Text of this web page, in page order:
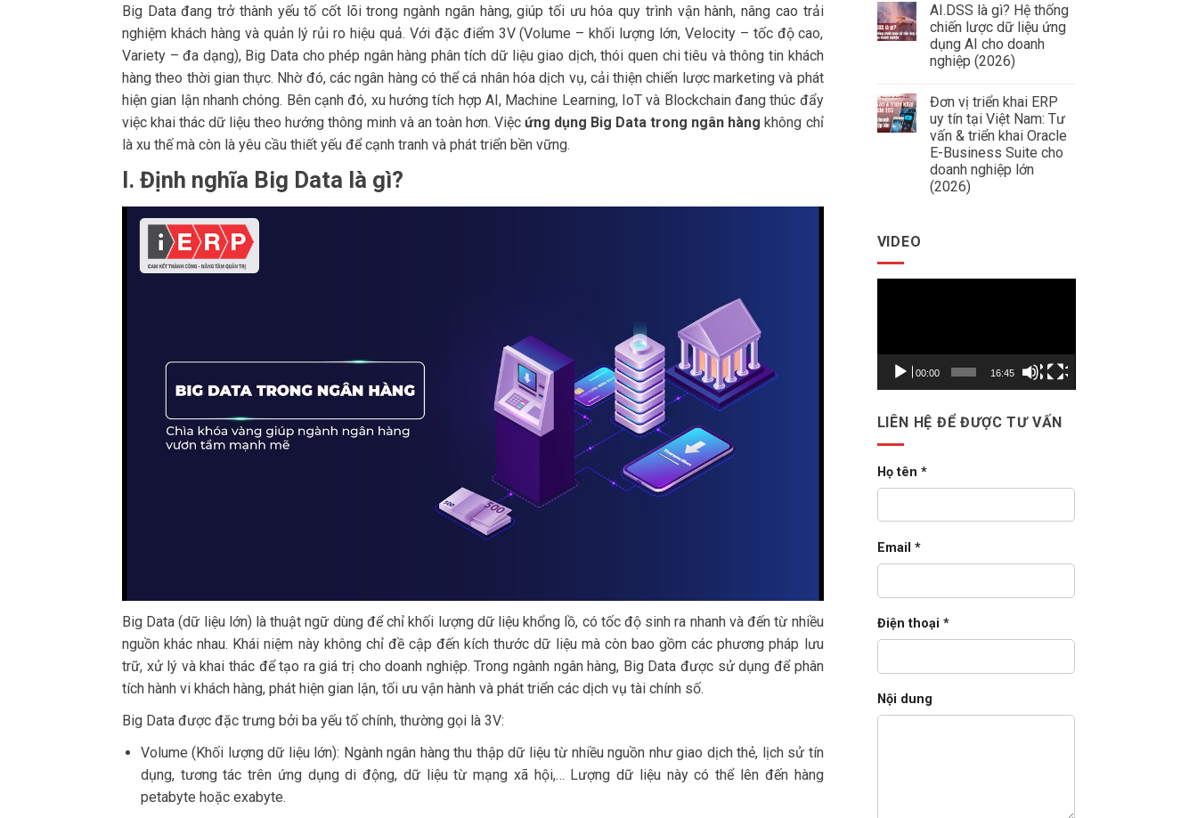
Big Data đang trở thành yếu tố cốt lõi trong ngành ngân hàng, giúp tối ưu hóa quy trình vận hành, nâng cao trải
nghiệm khách hàng và quản lý rủi ro hiệu quả. Với đặc điểm 3V (Volume – khối lượng lớn, Velocity – tốc độ cao,
Variety – đa dạng), Big Data cho phép ngân hàng phân tích dữ liệu giao dịch, thói quen chi tiêu và thông tin khách
hàng theo thời gian thực. Nhờ đó, các ngân hàng có thể cá nhân hóa dịch vụ, cải thiện chiến lược marketing và phát
hiện gian lận nhanh chóng. Bên cạnh đó, xu hướng tích hợp AI, Machine Learning, IoT và Blockchain đang thúc đẩy
việc khai thác dữ liệu theo hướng thông minh và an toàn hơn. Việc ứng dụng Big Data trong ngân hàng không chỉ
là xu thế mà còn là yêu cầu thiết yếu để cạnh tranh và phát triển bền vững.
I. Định nghĩa Big Data là gì?
Big Data (dữ liệu lớn) là thuật ngữ dùng để chỉ khối lượng dữ liệu khổng lồ, có tốc độ sinh ra nhanh và đến từ nhiều
nguồn khác nhau. Khái niệm này không chỉ đề cập đến kích thước dữ liệu mà còn bao gồm các phương pháp lưu
trữ, xử lý và khai thác để tạo ra giá trị cho doanh nghiệp. Trong ngành ngân hàng, Big Data được sử dụng để phân
tích hành vi khách hàng, phát hiện gian lận, tối ưu vận hành và phát triển các dịch vụ tài chính số.
Big Data được đặc trưng bởi ba yếu tố chính, thường gọi là 3V:
Volume (Khối lượng dữ liệu lớn): Ngành ngân hàng thu thập dữ liệu từ nhiều nguồn như giao dịch thẻ, lịch sử tín
dụng, tương tác trên ứng dụng di động, dữ liệu từ mạng xã hội,… Lượng dữ liệu này có thể lên đến hàng
petabyte hoặc exabyte.
Nghiệp
Ngành
Tôn
Thép
bình
luận
ở
Xây
Dựng
Data
Báo
Cáo
Quản
Trị
Thông
Minh
Cho
Doanh
Nghiệp
AI.DSS là gì? Hệ thống
chiến lược dữ liệu ứng
dụng AI cho doanh
nghiệp (2026)
bình
luận
ở
AI.DSS
là
gì?
Hệ
thống
chiến
cho
Đơn vị triển khai ERP
uy tín tại Việt Nam: Tư
vấn & triển khai Oracle
E-Business Suite cho
doanh nghiệp lớn
(2026)
Việt
Nam:
Tư
vấn
triển
khai
VIDEO
00:00 16:45
LIÊN HỆ ĐỂ ĐƯỢC TƯ VẤN
Họ tên *
Email *
Điện thoại *
Nội dung